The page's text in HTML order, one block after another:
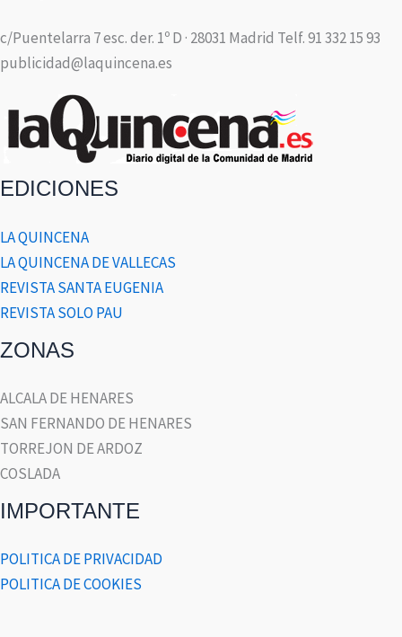
c/Puentelarra 7 esc. der. 1º D · 28031 Madrid Telf. 91 332 15 93
publicidad@laquincena.es
EDICIONES
LA QUINCENA
LA QUINCENA DE VALLECAS
REVISTA SANTA EUGENIA
REVISTA SOLO PAU
ZONAS
ALCALA DE HENARES
SAN FERNANDO DE HENARES
TORREJON DE ARDOZ
COSLADA
IMPORTANTE
POLITICA DE PRIVACIDAD
POLITICA DE COOKIES